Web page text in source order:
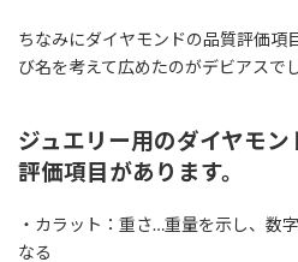
ちなみにダイヤモンドの品質評価項
び名を考えて広めたのがデビアスでし
ジュエリー用のダイヤモ
評価項目があります。
・カラット：重さ…重量を示し、数
なる